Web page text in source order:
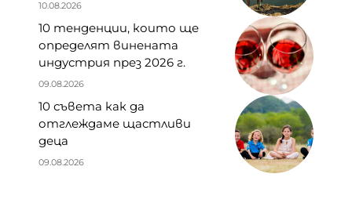
10.08.2026
10 тенденции, които ще
определят винената
индустрия през 2026 г.
09.08.2026
10 съвета как да
отглеждаме щастливи
деца
09.08.2026